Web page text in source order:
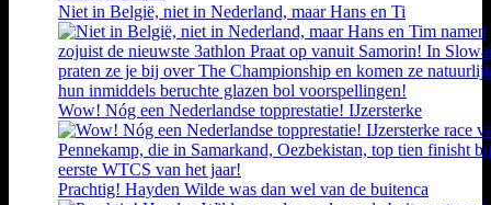
Niet in België, niet in Nederland, maar Hans en Ti
Wow! Nóg een Nederlandse topprestatie! IJzersterke
Prachtig! Hayden Wilde was dan wel van de buitenca